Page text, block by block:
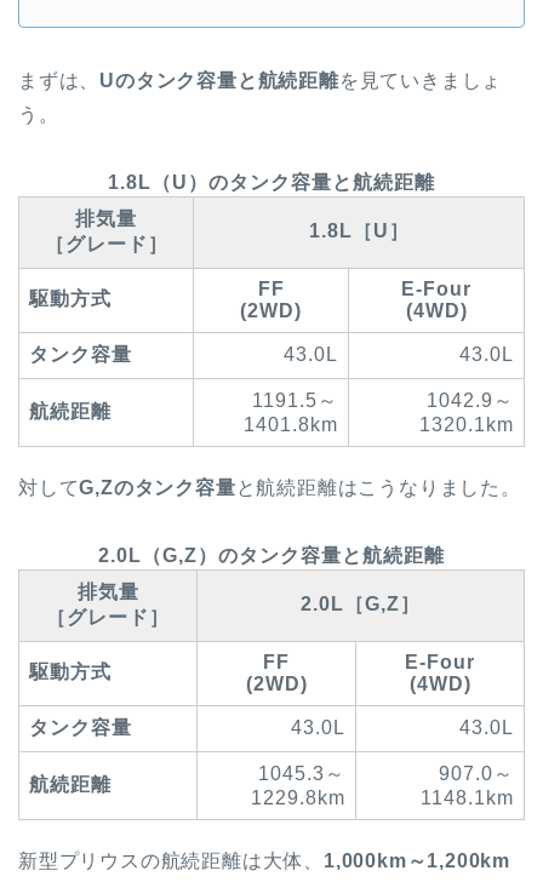
まずは、 Uのタンク容量と航続距離を見ていきましょ
う。
1.8L（U）のタンク容量と航続距離
排気量
［グレード］
1.8L［U］
駆動方式
FF
(2WD)
E-Four
(4WD)
タンク容量 43.0L 43.0L
航続距離
1191.5～
1401.8km
1042.9～
1320.1km
対してG,Zのタンク容量 と航続距離はこうなりました。
2.0L（G,Z）のタンク容量と航続距離
排気量
［グレード］
2.0L［G,Z］
駆動方式
FF
(2WD)
E-Four
(4WD)
タンク容量 43.0L 43.0L
航続距離
1045.3～
1229.8km
907.0～
1148.1km
新型プリウスの航続距離は大体、 1,000km～1,200km